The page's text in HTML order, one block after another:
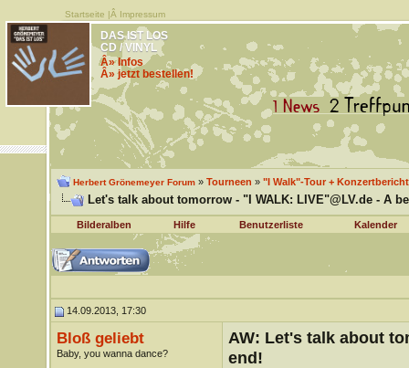
Startseite |Â Impressum
DAS IST LOS
CD / VINYL
Â» Infos
Â» jetzt bestellen!
Herbert Grönemeyer Forum» Tourneen » "I Walk"-Tour +
Let's talk about tomorrow - "I WALK: LIVE"@LV.de - A
Bilderalben Hilfe Benutzerliste Kalender
14.09.2013, 17:30
Bloß geliebt
Baby, you wanna dance?
AW: Let's talk about
end!